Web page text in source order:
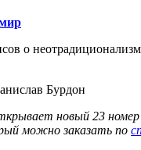
Бурдон
новый 23
можно заказать по